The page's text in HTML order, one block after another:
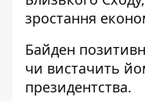
зростання
Байден
чи вистачить
президентства.